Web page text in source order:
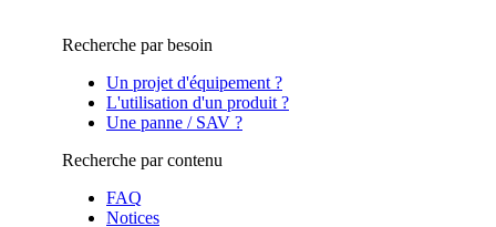
Recherche par besoin
Un projet d'équipement ?
L'utilisation d'un produit ?
Une panne / SAV ?
Recherche par contenu
FAQ
Notices